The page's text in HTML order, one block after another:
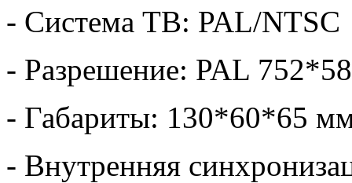
- Система ТВ: PAL/NTSC
- Разрешение: PAL
- Габариты: 130*60*65
- Внутренняя